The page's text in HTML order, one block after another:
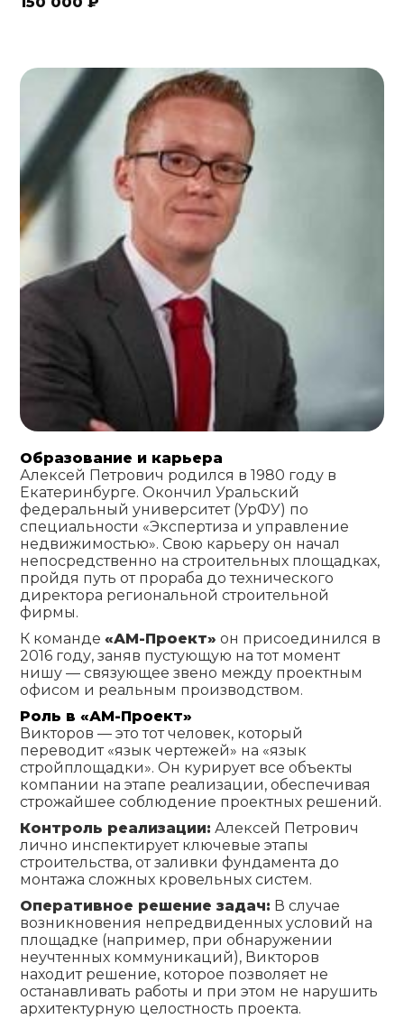
Образование и карьера
Алексей Петрович родился в 1980 году в
Екатеринбурге. Окончил Уральский
федеральный университет (УрФУ) по
специальности «Экспертиза и управление
недвижимостью». Свою карьеру он начал
непосредственно на строительных площадках,
пройдя путь от прораба до технического
директора региональной строительной
фирмы.
К команде«АМ-Проект» он присоединился в
2016 году, заняв пустующую на тот момент
нишу — связующее звено между проектным
офисом и реальным производством.
Роль в «АМ-Проект»
Викторов — это тот человек, который
переводит «язык чертежей» на «язык
стройплощадки». Он курирует все объекты
компании на этапе реализации, обеспечивая
строжайшее соблюдение проектных решений.
Контроль реализации: Алексей Петрович
лично инспектирует ключевые этапы
строительства, от заливки фундамента до
монтажа сложных кровельных систем.
Оперативное решение задач: В случае
возникновения непредвиденных условий на
площадке (например, при обнаружении
неучтенных коммуникаций), Викторов
находит решение, которое позволяет не
останавливать работы и при этом не нарушить
архитектурную целостность проекта.